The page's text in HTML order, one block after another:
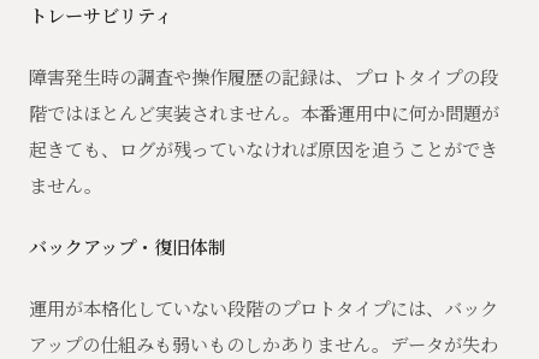
トレーサビリティ
障害発生時の調査や操作履歴の記録は、プロトタイプの段
階ではほとんど実装されません。本番運用中に何か問題が
起きても、ログが残っていなければ原因を追うことができ
ません。
バックアップ・復旧体制
運用が本格化していない段階のプロトタイプには、バック
アップの仕組みも弱いものしかありません。データが失わ